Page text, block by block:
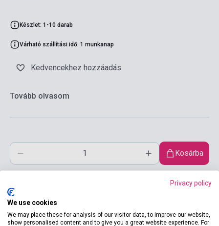
Készlet: 1-10 darab
Várható szállítási idő: 1 munkanap
Kedvencekhez hozzáadás
Tovább olvasom
Kosárba
Privacy policy
We use cookies
We may place these for analysis of our visitor data, to improve our website,
show personalised content and to give you a great website experience. For